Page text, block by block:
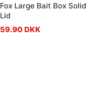
Fox Large Bait Box Solid
Lid
59.90 DKK